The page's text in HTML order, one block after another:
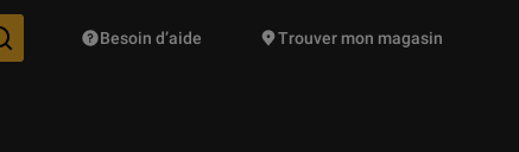
Des suggestions de produits vont vous être proposées
Besoin d’aide Trouver mon magasin